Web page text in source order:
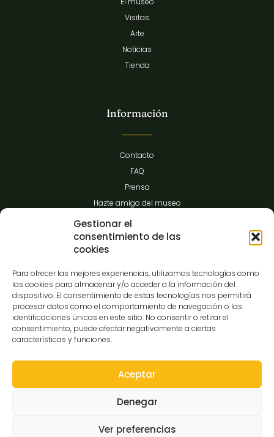
Gestionar el
consentimiento de las
cookies
Para ofrecer las mejores experiencias, utilizamos tecnologías como
las cookies para almacenar y/o acceder a la información del
dispositivo. El consentimiento de estas tecnologías nos permitirá
procesar datos como el comportamiento de navegación o las
identificaciones únicas en este sitio. No consentir o retirar el
consentimiento, puede afectar negativamente a ciertas
características y funciones.
Aceptar
Denegar
Ver preferencias
Visitas
Arte
Noticias
Tienda
Información
Contacto
FAQ
Prensa
Hazte amigo del museo
Transparencia
C/Gibraltar,14
37008-Salamanca